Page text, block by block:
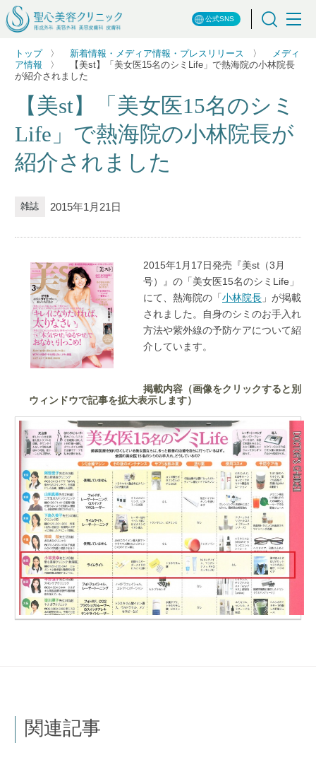
公式SNS
トップ 新着情報・メディア情報・プレスリリース
メディ
ア情報
【美st】「美女医15名のシミLife」で熱海院の小林院長
が紹介されました
【美st】「美女医15名のシミ
Life」で熱海院の小林院長が
紹介されました
雑誌 2015年1月21日
2015年1月17日発売『美st（3月
号）』の「美女医15名のシミLife」
にて、熱海院の「小林院長 」が掲載
されました。自身のシミのお手入れ
方法や紫外線の予防ケアについて紹
介しています。
掲載内容（画像をクリックすると別
ウィンドウで記事を拡大表示します）
関連記事